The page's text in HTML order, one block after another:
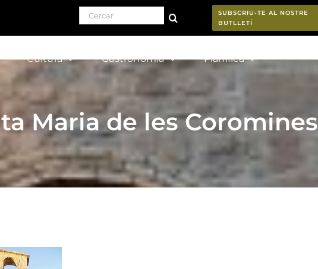
Search for:
SUBSCRIU-TE AL NOSTRE
BUTLLETÍ
Cultura Gastronomia Planifica
Maria de les Coromines